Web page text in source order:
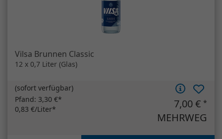
Vilsa Brunnen Classic
12 x 0,7 Liter (Glas)
(sofort verfügbar)
Pfand: 3,30 €*
0,83 €/Liter*
7,00 € *
MEHRWEG